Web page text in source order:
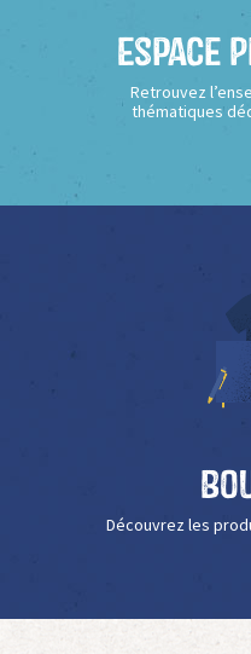
Espace
Retrouvez
thématiques
Découvrez les